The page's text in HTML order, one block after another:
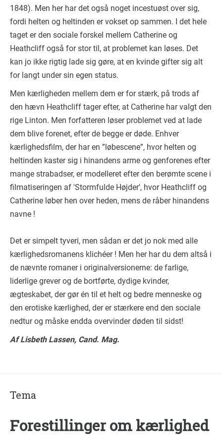
1848). Men her har det også noget incestuøst over sig,
fordi helten og heltinden er vokset op sammen. I det hele
taget er den sociale forskel mellem Catherine og
Heathcliff også for stor til, at problemet kan løses. Det
kan jo ikke rigtig lade sig gøre, at en kvinde gifter sig alt
for langt under sin egen status.
Men kærligheden mellem dem er for stærk, på trods af
den hævn Heathcliff tager efter, at Catherine har valgt den
rige Linton. Men forfatteren løser problemet ved at lade
dem blive forenet, efter de begge er døde. Enhver
kærlighedsfilm, der har en ”løbescene”, hvor helten og
heltinden kaster sig i hinandens arme og genforenes efter
mange strabadser, er modelleret efter den berømte scene i
filmatiseringen af 'Stormfulde Højder', hvor Heathcliff og
Catherine løber hen over heden, mens de råber hinandens
navne !
Det er simpelt tyveri, men sådan er det jo nok med alle
kærlighedsromanens klichéer ! Men her har du dem altså i
de nævnte romaner i originalversionerne: de farlige,
liderlige grever og de bortførte, dydige kvinder,
ægteskabet, der gør én til et helt og bedre menneske og
den erotiske kærlighed, der er stærkere end den sociale
nedtur og måske endda overvinder døden til sidst!
Af Lisbeth Lassen, Cand. Mag.
Tema
Forestillinger om kærlighed